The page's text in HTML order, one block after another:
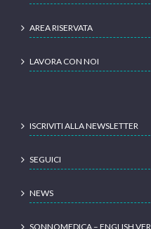
AREA RISERVATA
LAVORA CON NOI
ISCRIVITI ALLA NEWSLETTER
SEGUICI
NEWS
SONNOMEDICA – ENGLISH